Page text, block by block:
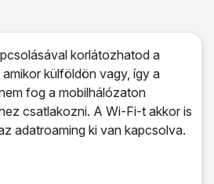
korlátozhatod a
külföldön vagy, így a
fog a mobilhálózaton
csatlakozni. A Wi-Fi-t akkor is
adatroaming ki van kapcsolva.